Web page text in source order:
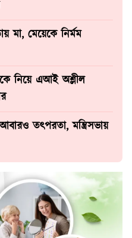
মা, মেয়েকে নির্মম
নিয়ে এআই অশ্লীল
তৎপরতা, মন্ত্রিসভায়